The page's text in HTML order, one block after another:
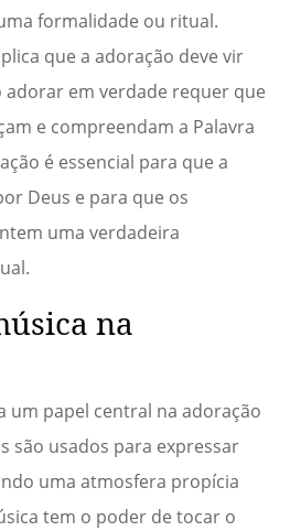
formalidade ou ritual.
que a adoração deve vir
em verdade requer que
e compreendam a Palavra
é essencial para que a
Deus e para que os
uma verdadeira
na
um papel central na adoração
são usados para expressar
uma atmosfera propícia
tem o poder de tocar o